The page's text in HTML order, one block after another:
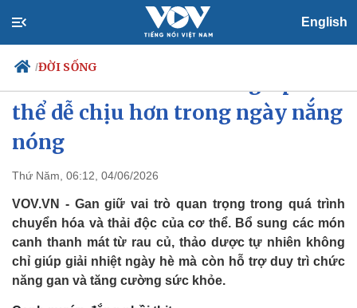
English
/ĐỜI SỐNG
Chính trị
Đảng
Quốc hội
Nhận diện sự thật
Giáo dục
Dấu ấn VOV
Việc làm
Biển đảo
thể dễ chịu hơn trong ngày nắng
nóng
Thứ Năm, 06:12, 04/06/2026
VOV.VN - Gan giữ vai trò quan trọng trong quá trình
chuyển hóa và thải độc của cơ thể. Bổ sung các món
canh thanh mát từ rau củ, thảo dược tự nhiên không
chỉ giúp giải nhiệt ngày hè mà còn hỗ trợ duy trì chức
năng gan và tăng cường sức khỏe.